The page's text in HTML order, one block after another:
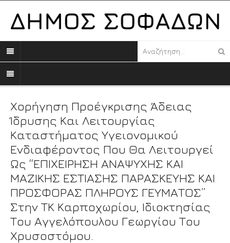
Χορήγηση Προέγκρισης Άδειας
Ίδρυσης Και Λειτουργίας
Καταστήματος Υγειονομικού
Ενδιαφέροντος Που Θα Λειτουργεί
Ως “ΕΠΙΧΕΙΡΗΣΗ ΑΝΑΨΥΧΗΣ ΚΑΙ
ΜΑΖΙΚΗΣ ΕΣΤΙΑΣΗΣ ΠΑΡΑΣΚΕΥΗΣ ΚΑΙ
ΠΡΟΣΦΟΡΑΣ ΠΛΗΡΟΥΣ ΓΕΥΜΑΤΟΣ”
Στην ΤΚ Καρποχωρίου, Ιδιοκτησίας
Του Αγγελόπουλου Γεωργίου Του
Χρυσοστόμου.